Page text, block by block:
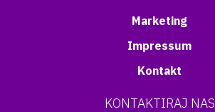
Marketing
Impressum
Kontakt
KONTAKTIRAJ NAS